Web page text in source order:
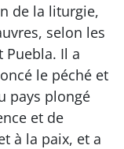
de la liturgie,
selon les
Puebla. Il a
le péché et
pays plongé
et de
à la paix, et a